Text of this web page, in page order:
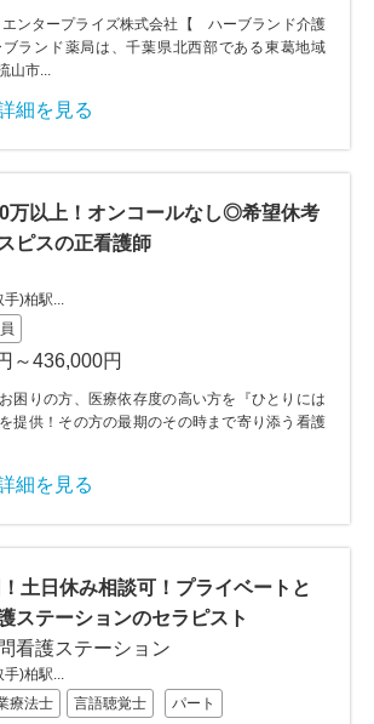
ンタープライズ株式会社【 ハーブランド介護
ランド薬局は、千葉県北西部である東葛地域
山市...
細を見る
万以上！オンコールなし◎希望休考
ピスの正看護師
手)柏駅...
～436,000円
困りの方、医療依存度の高い方を『ひとりには
提供！その方の最期のその時まで寄り添う看護
細を見る
土日休み相談可！プライベートと
ステーションのセラピスト
看護ステーション
手)柏駅...
療法士 言語聴覚士 パート